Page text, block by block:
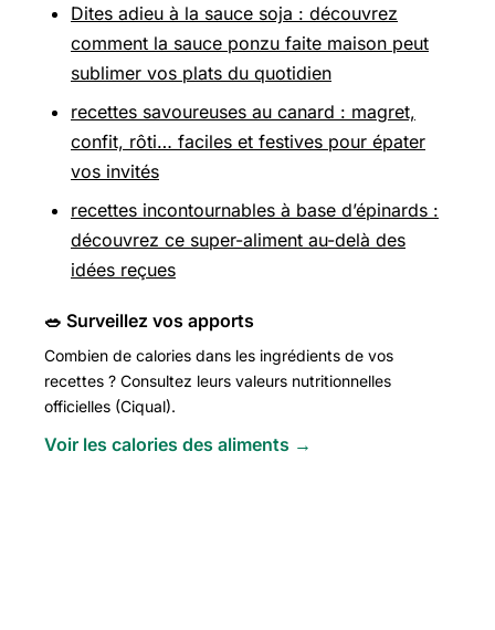
Dites adieu à la sauce soja : découvrez
comment la sauce ponzu faite maison peut
sublimer vos plats du quotidien
recettes savoureuses au canard : magret,
confit, rôti… faciles et festives pour épater
vos invités
recettes incontournables à base d’épinards :
découvrez ce super-aliment au-delà des
idées reçues
🥗 Surveillez vos apports
Combien de calories dans les ingrédients de vos
recettes ? Consultez leurs valeurs nutritionnelles
officielles (Ciqual).
Voir les calories des aliments →